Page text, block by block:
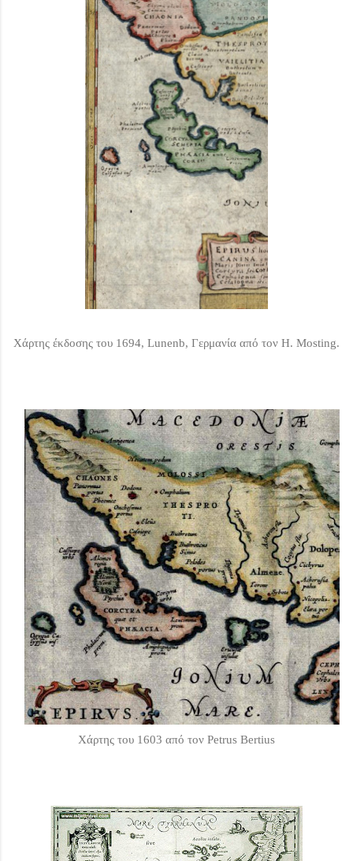
Χάρτης έκδοσης του 1694, Lunenb, Γερμανία από τον H. Mosting.
Χάρτης του 1603 από τον Petrus Bertius